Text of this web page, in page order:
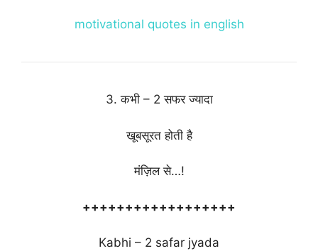
motivational quotes in english
3. कभी – 2 सफर ज्यादा
खूबसूरत होती है
मंज़िल से…!
++++++++++++++++++
Kabhi – 2 safar jyada